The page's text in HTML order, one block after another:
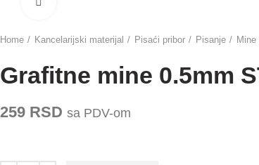
Home Kancelarijski materijal Pisaći pribor Pisanje
Grafitne mine 0.5mm
259 RSD sa PDV-om